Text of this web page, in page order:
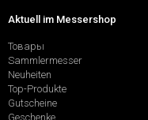
Aktuell im Messershop
Товары
Sammlermesser
Neuheiten
Top-Produkte
Gutscheine
Geschenke